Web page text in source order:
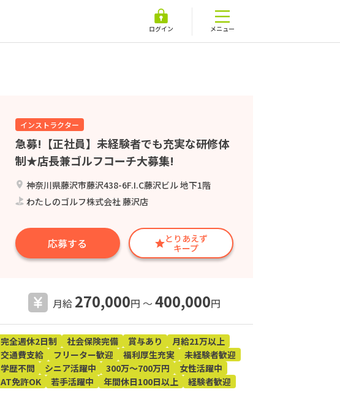
ログイン メニュー
インストラクター
急募!【正社員】未経験者でも充実な研修体
制★店長兼ゴルフコーチ大募集!
神奈川県藤沢市藤沢438-6F.I.C藤沢ビル 地下1階
わたしのゴルフ株式会社 藤沢店
応募する
とりあえず
キープ
月給 270,000円 〜 400,000円
完全週休2日制 社会保険完備 賞与あり
月給21万以上
交通費支給
フリーター歓迎 福利厚生充実
未経験者歓迎
学歴不問
シニア活躍中 300万～700万円
女性活躍中
AT免許OK
若手活躍中 年間休日100日以上 経験者歓迎